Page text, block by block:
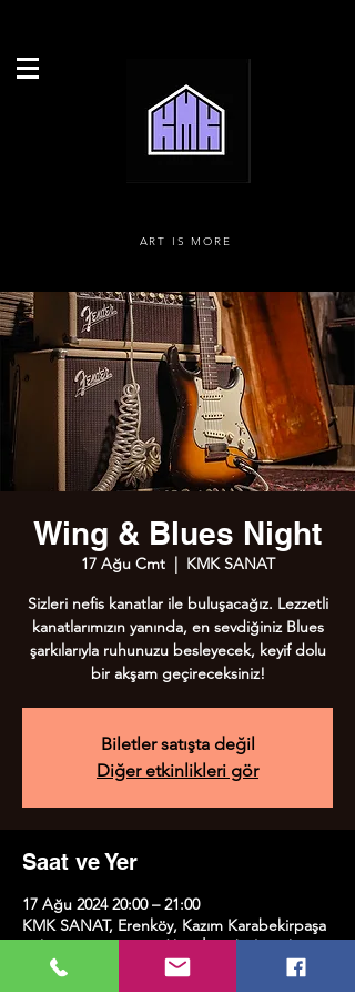
ART IS MORE
Wing & Blues Night
17 Ağu Cmt
  |
KMK SANAT
Sizleri nefis kanatlar ile buluşacağız. Lezzetli
kanatlarımızın yanında, en sevdiğiniz Blues
şarkılarıyla ruhunuzu besleyecek, keyif dolu
bir akşam geçireceksiniz!
Biletler satışta değil
Diğer etkinlikleri gör
Saat ve Yer
17 Ağu 2024 20:00 – 21:00
KMK SANAT, Erenköy, Kazım Karabekirpaşa
Sok. No:8, 34738 Kadıköy/İstanbul, Türkiye